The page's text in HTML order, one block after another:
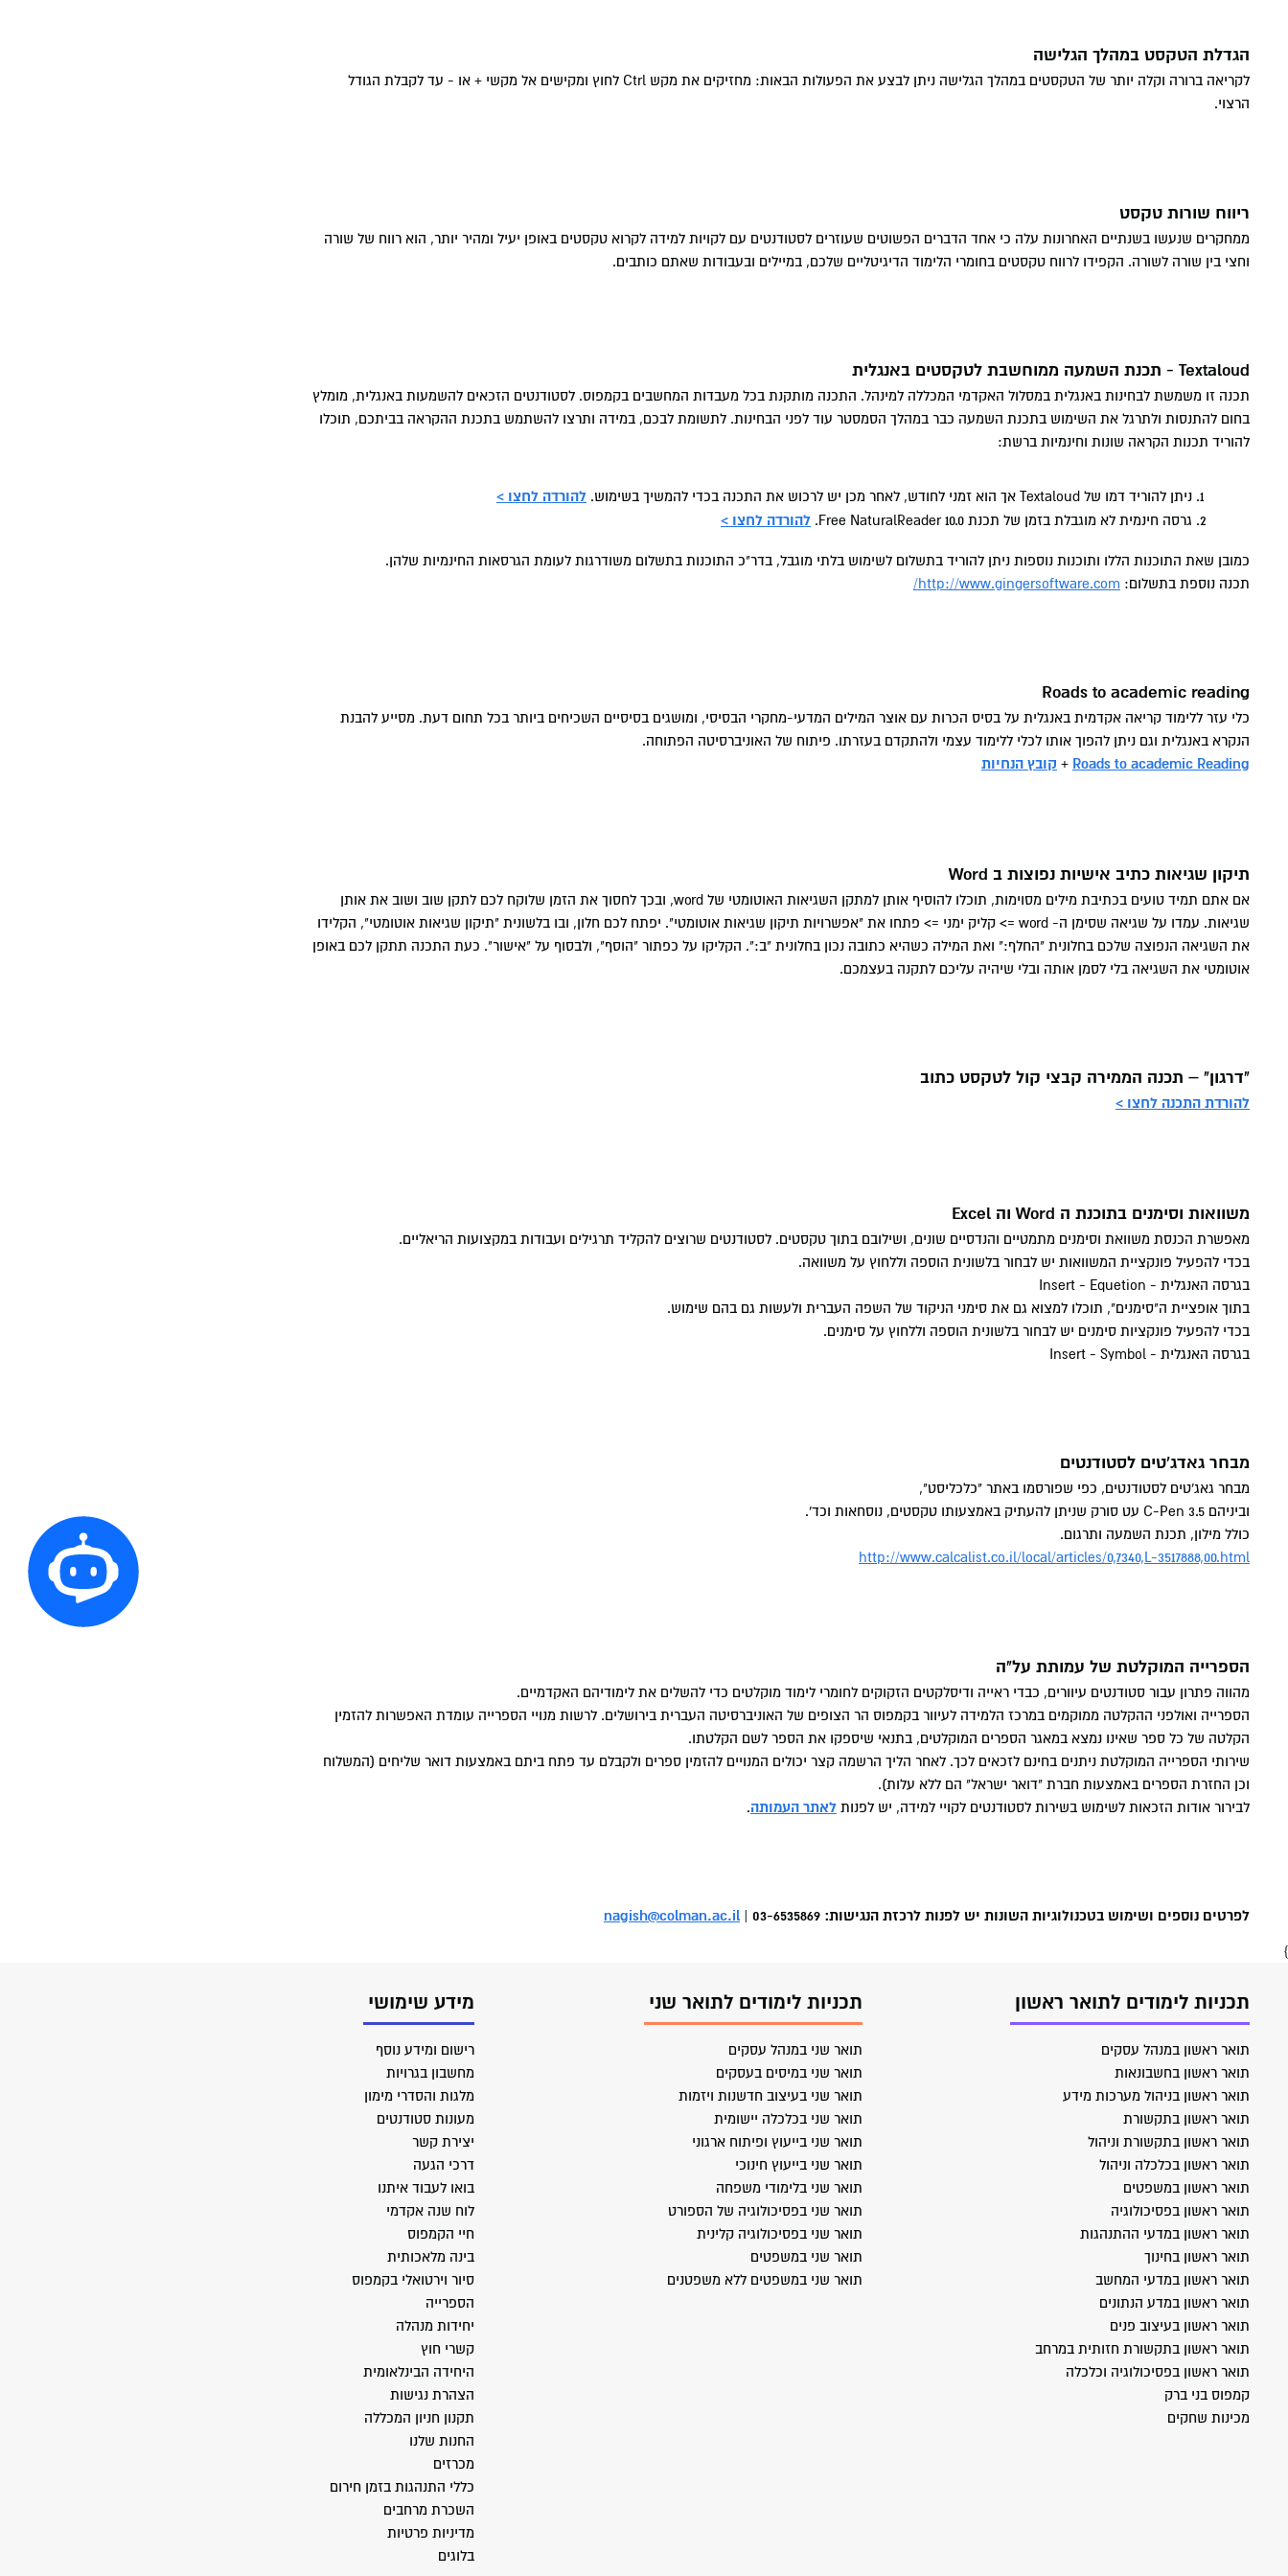
הגדלת הטקסט במהלך הגלישה
לקריאה ברורה וקלה יותר של הטקסטים במהלך הגלישה ניתן לבצע את הפעולות הבאות: מחזיקים את מקש Ctrl לחוץ ומקישים אל מקשי + או - עד לקבלת הגודל
הרצוי.
ריווח שורות טקסט
ממחקרים שנעשו בשנתיים האחרונות עלה כי אחד הדברים הפשוטים שעוזרים לסטודנטים עם לקויות למידה לקרוא טקסטים באופן יעיל ומהיר יותר, הוא רווח של שורה
וחצי בין שורה לשורה. הקפידו לרווח טקסטים בחומרי הלימוד הדיגיטליים שלכם, במיילים ובעבודות שאתם כותבים.
Textaloud - תכנת השמעה ממוחשבת לטקסטים באנגלית
תכנה זו משמשת לבחינות באנגלית במסלול האקדמי המכללה למינהל. התכנה מותקנת בכל מעבדות המחשבים בקמפוס. לסטודנטים הזכאים להשמעות באנגלית, מומלץ
בחום להתנסות ולתרגל את השימוש בתכנת השמעה כבר במהלך הסמסטר עוד לפני הבחינות. לתשומת לבכם, במידה ותרצו להשתמש בתכנת ההקראה בביתכם, תוכלו
להוריד תכנות הקראה שונות וחינמיות ברשת:
ניתן להוריד דמו של Textaloud אך הוא זמני לחודש, לאחר מכן יש לרכוש את התכנה בכדי להמשיך בשימוש. להורדה לחצו >
גרסה חינמית לא מוגבלת בזמן של תכנת Free NaturalReader 10.0. להורדה לחצו >
כמובן שאת התוכנות הללו ותוכנות נוספות ניתן להוריד בתשלום לשימוש בלתי מוגבל, בדר"כ התוכנות בתשלום משודרגות לעומת הגרסאות החינמיות שלהן.
תכנה נוספת בתשלום: http://www.gingersoftware.com/
Roads to academic reading
כלי עזר ללימוד קריאה אקדמית באנגלית על בסיס הכרות עם אוצר המילים המדעי-מחקרי הבסיסי, ומושגים בסיסיים השכיחים ביותר בכל תחום דעת. מסייע להבנת
הנקרא באנגלית וגם ניתן להפוך אותו לכלי ללימוד עצמי ולהתקדם בעזרתו. פיתוח של האוניברסיטה הפתוחה.
Roads to academic Reading
+ קובץ הנחיות
תיקון שגיאות כתיב אישיות נפוצות ב Word
אם אתם תמיד טועים בכתיבת מילים מסוימות, תוכלו להוסיף אותן למתקן השגיאות האוטומטי של word, ובכך לחסוך את הזמן שלוקח לכם לתקן שוב ושוב את אותן
שגיאות. עמדו על שגיאה שסימן ה- word => קליק ימני => פתחו את "אפשרויות תיקון שגיאות אוטומטי". יפתח לכם חלון, ובו בלשונית "תיקון שגיאות אוטומטי", הקלידו
את השגיאה הנפוצה שלכם בחלונית "החלף:" ואת המילה כשהיא כתובה נכון בחלונית "ב:". הקליקו על כפתור "הוסף", ולבסוף על "אישור". כעת התכנה תתקן לכם באופן
אוטומטי את השגיאה בלי לסמן אותה ובלי שיהיה עליכם לתקנה בעצמכם.
"דרגון" – תכנה הממירה קבצי קול לטקסט כתוב
להורדת התכנה לחצו >
משוואות וסימנים בתוכנת ה Word וה Excel
מאפשרת הכנסת משוואת וסימנים מתמטיים והנדסיים שונים, ושילובם בתוך טקסטים. לסטודנטים שרוצים להקליד תרגילים ועבודות במקצועות הריאליים.
בכדי להפעיל פונקציית המשוואות יש לבחור בלשונית הוספה וללחוץ על משוואה.
בגרסה האנגלית - Insert - Equetion
בתוך אופציית ה"סימנים", תוכלו למצוא גם את סימני הניקוד של השפה העברית ולעשות גם בהם שימוש.
בכדי להפעיל פונקציות סימנים יש לבחור בלשונית הוספה וללחוץ על סימנים.
בגרסה האנגלית - Insert - Symbol
מבחר גאדג'טים לסטודנטים
מבחר גאג'טים לסטודנטים, כפי שפורסמו באתר "כלכליסט",
וביניהם C-Pen 3.5 עט סורק שניתן להעתיק באמצעותו טקסטים, נוסחאות וכד'.
כולל מילון, תכנת השמעה ותרגום.
http://www.calcalist.co.il/local/articles/0,7340,L-3517888,00.html
הספרייה המוקלטת של עמותת על"ה
מהווה פתרון עבור סטודנטים עיוורים, כבדי ראייה ודיסלקטים הזקוקים לחומרי לימוד מוקלטים כדי להשלים את לימודיהם האקדמיים.
הספרייה ואולפני ההקלטה ממוקמים במרכז הלמידה לעיוור בקמפוס הר הצופים של האוניברסיטה העברית בירושלים. לרשות מנויי הספרייה עומדת האפשרות להזמין
הקלטה של כל ספר שאינו נמצא במאגר הספרים המוקלטים, בתנאי שיספקו את הספר לשם הקלטתו.
שירותי הספרייה המוקלטת ניתנים בחינם לזכאים לכך. לאחר הליך הרשמה קצר יכולים המנויים להזמין ספרים ולקבלם עד פתח ביתם באמצעות דואר שליחים (המשלוח
וכן החזרת הספרים באמצעות חברת "דואר ישראל" הם ללא עלות).
לבירור אודות הזכאות לשימוש בשירות לסטודנטים לקויי למידה, יש לפנות לאתר העמותה.
לפרטים נוספים ושימוש בטכנולוגיות השונות יש לפנות לרכזת הנגישות: 03-6535869 | nagish@colman.ac.il
}
תכניות לימודים לתואר ראשון
תואר ראשון במנהל עסקים
תואר ראשון בחשבונאות
תואר ראשון בניהול מערכות מידע
תואר ראשון בתקשורת
תואר ראשון בתקשורת וניהול
תואר ראשון בכלכלה וניהול
תואר ראשון במשפטים
תואר ראשון בפסיכולוגיה
תואר ראשון במדעי ההתנהגות
תואר ראשון בחינוך
תואר ראשון במדעי המחשב
תואר ראשון במדע הנתונים
תואר ראשון בעיצוב פנים
תואר ראשון בתקשורת חזותית במרחב
תואר ראשון בפסיכולוגיה וכלכלה
קמפוס בני ברק
מכינות שחקים
תכניות לימודים לתואר שני
תואר שני במנהל עסקים
תואר שני במיסים בעסקים
תואר שני בעיצוב חדשנות ויזמות
תואר שני בכלכלה יישומית
תואר שני בייעוץ ופיתוח ארגוני
תואר שני בייעוץ חינוכי
תואר שני בלימודי משפחה
תואר שני בפסיכולוגיה של הספורט
תואר שני בפסיכולוגיה קלינית
תואר שני במשפטים
תואר שני במשפטים ללא משפטנים
מידע שימושי
רישום ומידע נוסף
מחשבון בגרויות
מלגות והסדרי מימון
מעונות סטודנטים
יצירת קשר
דרכי הגעה
בואו לעבוד איתנו
לוח שנה אקדמי
חיי הקמפוס
בינה מלאכותית
סיור וירטואלי בקמפוס
הספרייה
יחידות מנהלה
קשרי חוץ
היחידה הבינלאומית
הצהרת נגישות
תקנון חניון המכללה
החנות שלנו
מכרזים
כללי התנהגות בזמן חירום
השכרת מרחבים
מדיניות פרטיות
בלוגים